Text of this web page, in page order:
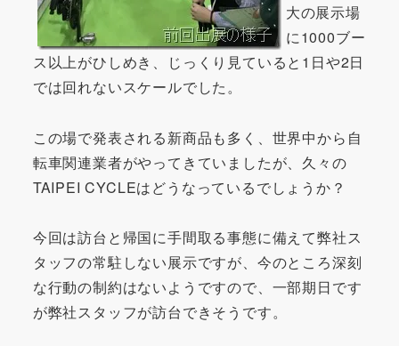
大の展示場
に1000ブー
ス以上がひしめき、じっくり見ていると1日や2日
では回れないスケールでした。
この場で発表される新商品も多く、世界中から自
転車関連業者がやってきていましたが、久々の
TAIPEI CYCLEはどうなっているでしょうか？
今回は訪台と帰国に手間取る事態に備えて弊社ス
タッフの常駐しない展示ですが、今のところ深刻
な行動の制約はないようですので、一部期日です
が弊社スタッフが訪台できそうです。